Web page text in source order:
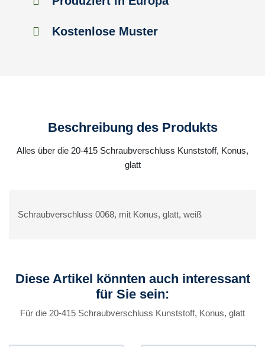
Kostenlose Muster
Beschreibung des Produkts
Alles über die 20-415 Schraubverschluss Kunststoff, Konus,
glatt
Schraubverschluss 0068, mit Konus, glatt, weiß
Diese Artikel könnten auch interessant
für Sie sein:
Für die 20-415 Schraubverschluss Kunststoff, Konus, glatt